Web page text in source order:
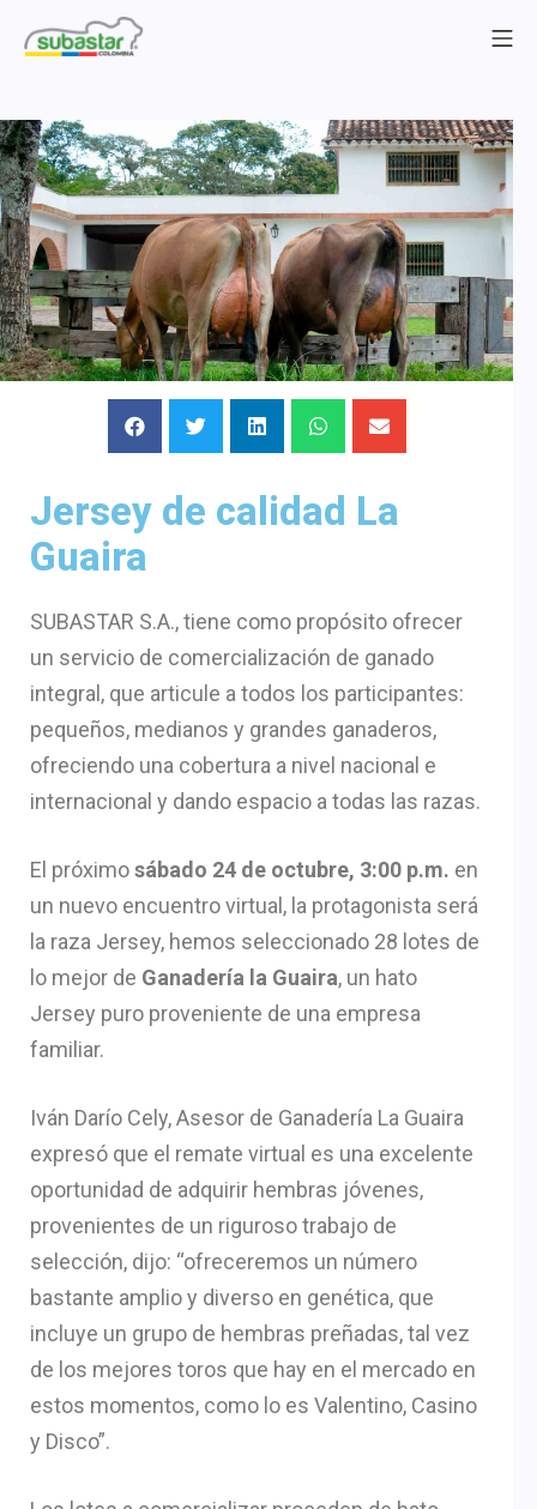
Jersey de calidad La
Guaira
SUBASTAR S.A., tiene como propósito ofrecer
un servicio de comercialización de ganado
integral, que articule a todos los participantes:
pequeños, medianos y grandes ganaderos,
ofreciendo una cobertura a nivel nacional e
internacional y dando espacio a todas las razas.
El próximosábado 24 de octubre, 3:00 p.m. en
un nuevo encuentro virtual, la protagonista será
la raza Jersey, hemos seleccionado 28 lotes de
lo mejor de Ganadería la Guaira, un hato
Jersey puro proveniente de una empresa
familiar.
Iván Darío Cely, Asesor de Ganadería La Guaira
expresó que el remate virtual es una excelente
oportunidad de adquirir hembras jóvenes,
provenientes de un riguroso trabajo de
selección, dijo: “ofreceremos un número
bastante amplio y diverso en genética, que
incluye un grupo de hembras preñadas, tal vez
de los mejores toros que hay en el mercado en
estos momentos, como lo es Valentino, Casino
y Disco”.